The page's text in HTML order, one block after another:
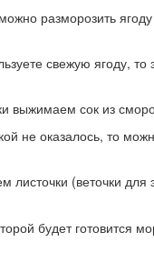
разморозить
свежую ягоду, то
выжимаем сок из
не оказалось, то
листочки (веточки
будет